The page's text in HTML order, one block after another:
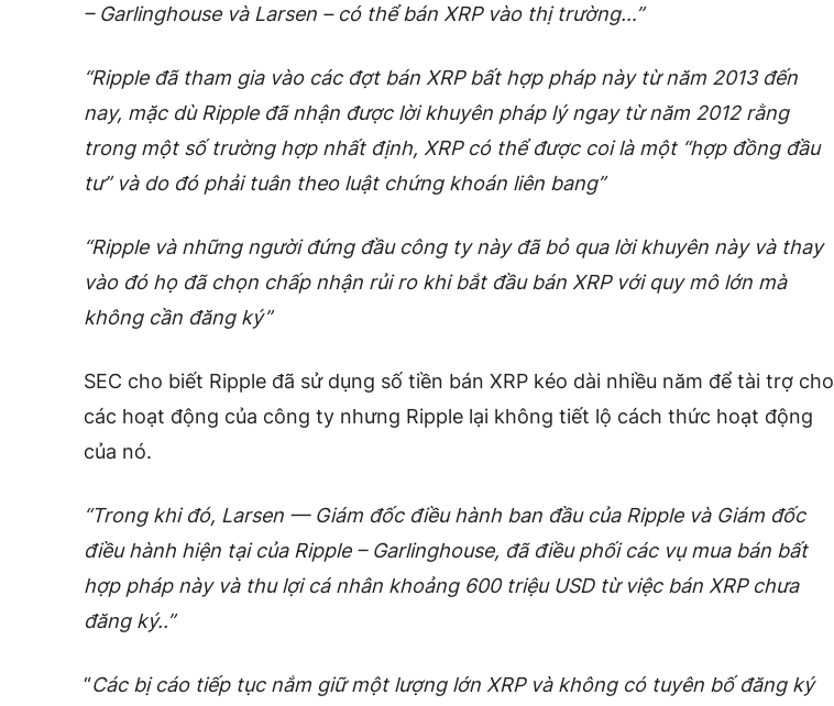
– Garlinghouse và Larsen – có thể bán XRP vào thị trường…”
“Ripple đã tham gia vào các đợt bán XRP bất hợp pháp này từ năm 2013 đến
nay, mặc dù Ripple đã nhận được lời khuyên pháp lý ngay từ năm 2012 rằng
trong một số trường hợp nhất định, XRP có thể được coi là một “hợp đồng đầu
tư” và do đó phải tuân theo luật chứng khoán liên bang”
“Ripple và những người đứng đầu công ty này đã bỏ qua lời khuyên này và thay
vào đó họ đã chọn chấp nhận rủi ro khi bắt đầu bán XRP với quy mô lớn mà
không cần đăng ký”
SEC cho biết Ripple đã sử dụng số tiền bán XRP kéo dài nhiều năm để tài trợ cho
các hoạt động của công ty nhưng Ripple lại không tiết lộ cách thức hoạt động
của nó.
“Trong khi đó, Larsen — Giám đốc điều hành ban đầu của Ripple và Giám đốc
điều hành hiện tại của Ripple – Garlinghouse, đã điều phối các vụ mua bán bất
hợp pháp này và thu lợi cá nhân khoảng 600 triệu USD từ việc bán XRP chưa
đăng ký..”
“Các bị cáo tiếp tục nắm giữ một lượng lớn XRP và không có tuyên bố đăng ký